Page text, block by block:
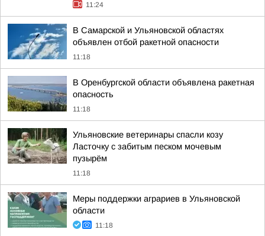
11:24
В Самарской и Ульяновской областях
объявлен отбой ракетной опасности
11:18
В Оренбургской области объявлена ракетная
опасность
11:18
Ульяновские ветеринары спасли козу
Ласточку с забитым песком мочевым
пузырём
11:18
Меры поддержки аграриев в Ульяновской
области
11:18